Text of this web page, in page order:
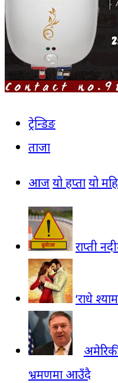
ट्रेन्डिङ
ताजा
आजयो हप्तायो
राप्ती
‘राधे
भ्रमणमा आउँदै